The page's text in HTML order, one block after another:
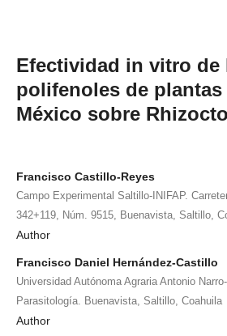
Efectividad in vitro de
polifenoles de plantas
México sobre
Francisco Castillo-Reyes
Campo Experimental Saltillo-INIFAP.
342+119, Núm. 9515, Buenavista, Saltillo,
Author
Francisco Daniel Hernández-Castillo
Universidad Autónoma Agraria Antonio
Parasitología. Buenavista, Saltillo, Coahuila
Author